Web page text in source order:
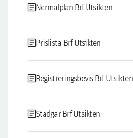
articleNormalplan Brf Utsikten
articlePrislista Brf Utsikten
articleRegistreringsbevis Brf Utsikten
articleStadgar Brf Utsikten